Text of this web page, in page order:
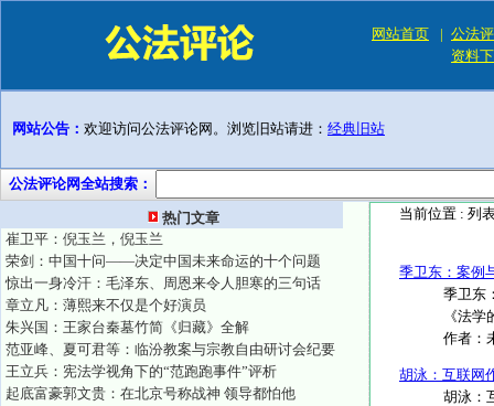
网站首页 | 公法
资料
网站公告： 欢迎访问公法评论网。浏览旧站请进： 经典旧站
公法评论网全站搜索：
热门文章
崔卫平：倪玉兰，倪玉兰
荣剑：中国十问——决定中国未来命运的十个问题
惊出一身冷汗：毛泽东、周恩来令人胆寒的三句话
章立凡：薄熙来不仅是个好演员
朱兴国：王家台秦墓竹简《归藏》全解
范亚峰、夏可君等：临汾教案与宗教自由研讨会纪要
王立兵：宪法学视角下的“范跑跑事件”评析
起底富豪郭文贵：在北京号称战神 领导都怕他
当前位置 : 列
季卫东：案例
季卫东
《法
作者：
胡泳：互联网
胡泳：